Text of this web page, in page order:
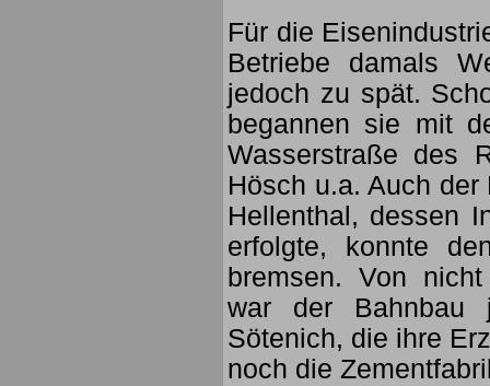
Für die
Betriebe damals
jedoch zu spät.
begannen sie mit
Wasserstraße des
Hösch u.a. Auch
Hellenthal, dessen
erfolgte, konnte
bremsen. Von
war der Bahnbau
Sötenich, die ihre
noch die